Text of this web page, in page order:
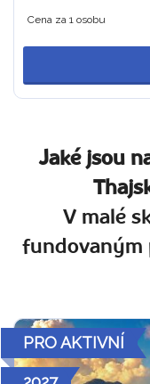
Cena za 1 osobu
Jaké jsou
V malé
fundovaným
PRO AKTIVNÍ